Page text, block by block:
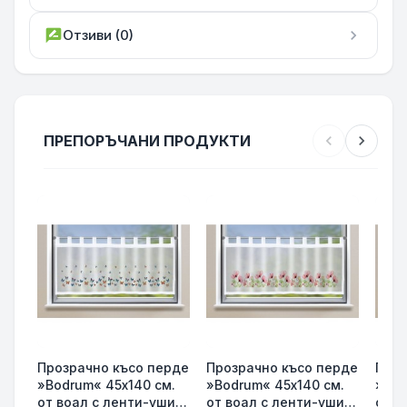
rate_reviewОтзиви (0) chevron_right
ПРЕПОРЪЧАНИ ПРОДУКТИ chevron_left chevron_right
Прозрачно късо перде
»Bodrum« 45х140 см.
от воал с ленти-уши
Прозрачно късо перде
»Bodrum« 45х140 см.
от воал с ленти-уши
от